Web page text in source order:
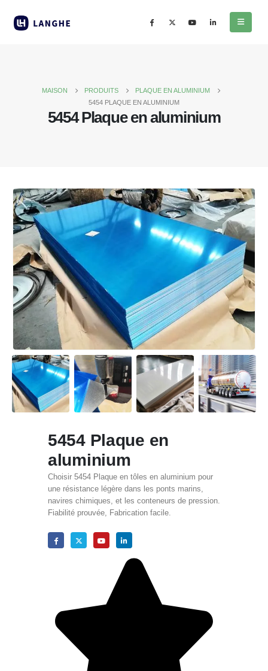
MAISON PRODUITS
PLAQUE EN ALUMINIUM
5454 PLAQUE EN ALUMINIUM
5454 Plaque en aluminium
5454 Plaque en
aluminium
Choisir 5454 Plaque en tôles en aluminium pour
une résistance légère dans les ponts marins,
navires chimiques, et les conteneurs de pression.
Fiabilité prouvée, Fabrication facile.